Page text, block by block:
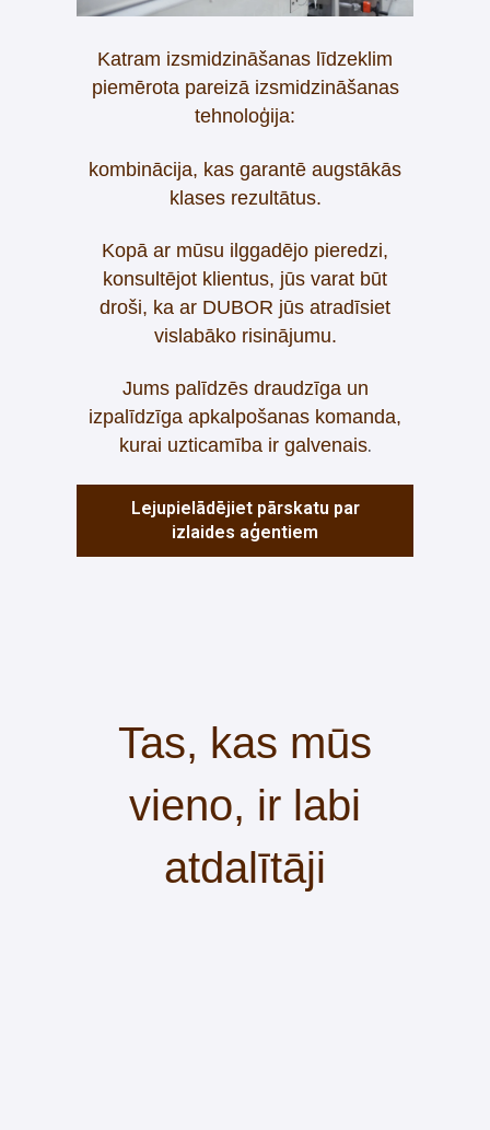
Katram izsmidzināšanas līdzeklim
piemērota pareizā izsmidzināšanas
tehnoloģija:
kombinācija, kas garantē augstākās
klases rezultātus.
Kopā ar mūsu ilggadējo pieredzi,
konsultējot klientus, jūs varat būt
droši, ka ar DUBOR jūs atradīsiet
vislabāko risinājumu.
Jums palīdzēs draudzīga un
izpalīdzīga apkalpošanas komanda,
kurai uzticamība ir galvenais.
Lejupielādējiet pārskatu par
izlaides aģentiem
Tas, kas mūs
vieno, ir labi
atdalītāji